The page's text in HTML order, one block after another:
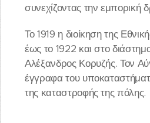
συνεχίζοντας την εμπορική
Το 1919 η διοίκηση της
έως το 1922 και στο
Αλέξανδρος Κορυζής. Τον
έγγραφα του
της καταστροφής της πόλης.